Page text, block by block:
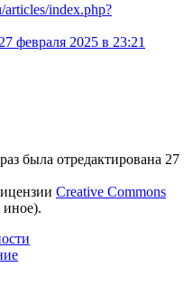
articles/index.php?
февраля 2025 в 23:21
была отредактирована 27
Creative Commons
иное).